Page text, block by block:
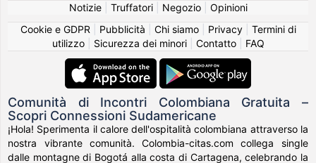
Notizie| Truffatori| Negozio| Opinioni
Cookie e GDPR
Pubblicità Chi siamo| Privacy| Termini di
utilizzo| Sicurezza dei minori| Contatto| FAQ
Comunità di Incontri Colombiana Gratuita –
Scopri Connessioni Sudamericane
¡Hola! Sperimenta il calore dell'ospitalità colombiana attraverso la
nostra vibrante comunità. Colombia-citas.com collega single
dalle montagne di Bogotá alla costa di Cartagena, celebrando la